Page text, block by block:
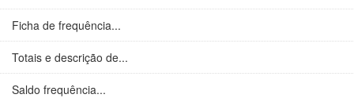
Ficha de frequência...
Totais e descrição de...
Saldo frequência...